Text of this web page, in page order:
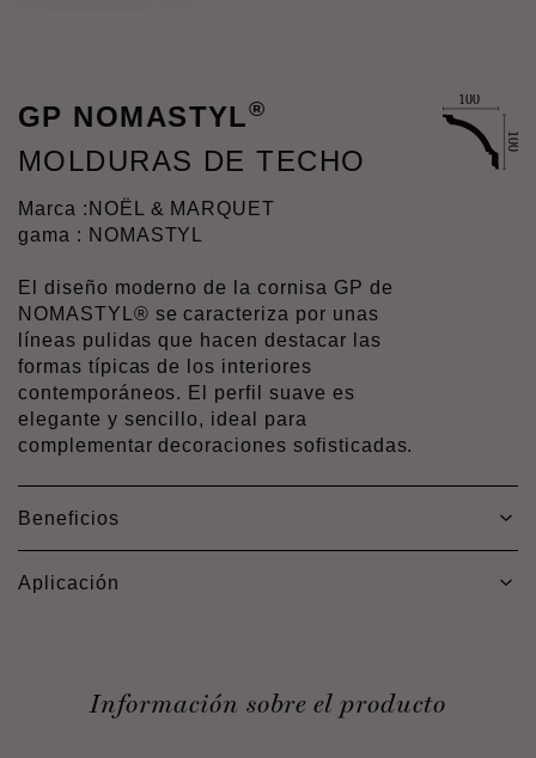
GP NOMASTYL®
MOLDURAS DE TECHO
Marca : NOËL & MARQUET
gama : NOMASTYL
El diseño moderno de la cornisa GP de
NOMASTYL® se caracteriza por unas
líneas pulidas que hacen destacar las
formas típicas de los interiores
contemporáneos. El perfil suave es
elegante y sencillo, ideal para
complementar decoraciones sofisticadas.
Beneficios
Aplicación
Información sobre el producto